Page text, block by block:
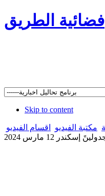
فضائية الطريق
Skip to content
مكتبة الفيديو
اقسام الفيديو
12 مارس 2024